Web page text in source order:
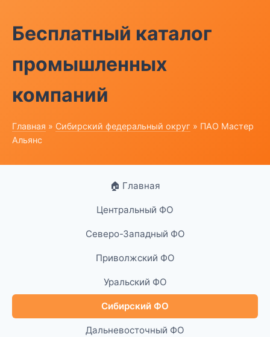
Бесплатный каталог
промышленных
компаний
Главная » Сибирский федеральный округ » ПАО Мастер
Альянс
🏠 Главная
Центральный ФО
Северо-Западный ФО
Приволжский ФО
Уральский ФО
Сибирский ФО
Дальневосточный ФО